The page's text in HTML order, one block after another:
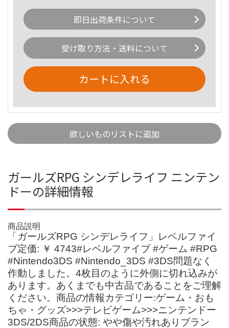
即日出荷条件について
受け取り方法・送料について
カートに入れる
欲しいものリストに追加
ガールズRPG シンデレライフ ニンテン
ドーの詳細情報
商品説明
「ガールズRPG シンデレライフ」レベルファイ
ブ定価: ￥ 4743#レベルファイブ #ゲーム #RPG
#Nintendo3DS #Nintendo_3DS #3DS問題なく
作動しました。4枚目のように外側に切れ込みが
あります。あくまでも中古品であることをご理解
ください。商品の情報カテゴリー:ゲーム・おも
ちゃ・グッズ>>>テレビゲーム>>>ニンテンドー
3DS/2DS商品の状態: やや傷や汚れありブラン